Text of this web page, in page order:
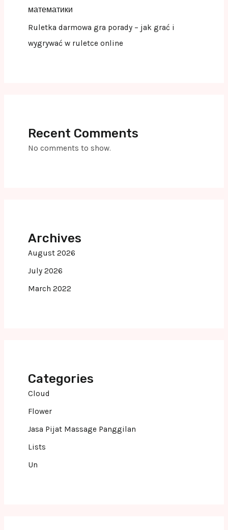
математики
Ruletka darmowa gra porady – jak grać i
wygrywać w ruletce online
Recent Comments
No comments to show.
Archives
August 2026
July 2026
March 2022
Categories
Cloud
Flower
Jasa Pijat Massage Panggilan
Lists
Un